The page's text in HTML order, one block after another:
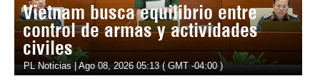
Vietnam busca equilibrio entre
control de armas y actividades
civiles
PL Noticias | Ago 08, 2026 05:13 ( GMT -04:00 )